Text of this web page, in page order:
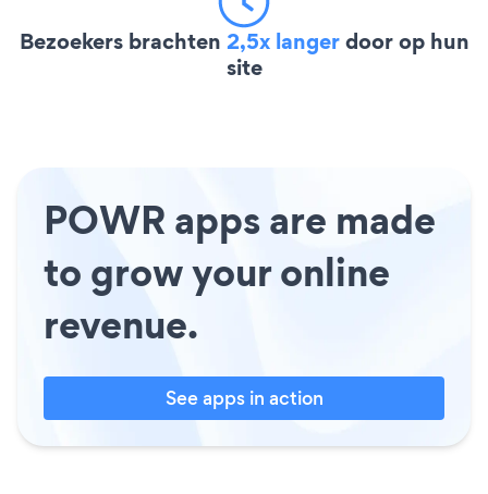
Bezoekers brachten 2,5x langerdoor op hun
site
POWR apps are made
to grow your online
revenue.
See apps in action